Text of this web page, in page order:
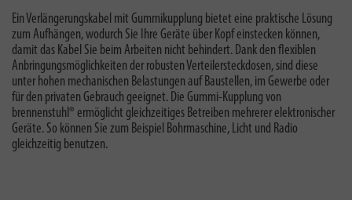
Ein Verlängerungskabel mit Gummikupplung bietet eine praktische Lösung
zum Aufhängen, wodurch Sie Ihre Geräte über Kopf einstecken können,
damit das Kabel Sie beim Arbeiten nicht behindert. Dank den flexiblen
Anbringungsmöglichkeiten der robusten Verteilersteckdosen, sind diese
unter hohen mechanischen Belastungen auf Baustellen, im Gewerbe oder
für den privaten Gebrauch geeignet. Die Gummi-Kupplung von
brennenstuhl® ermöglicht gleichzeitiges Betreiben mehrerer elektronischer
Geräte. So können Sie zum Beispiel Bohrmaschine, Licht und Radio
gleichzeitig benutzen.